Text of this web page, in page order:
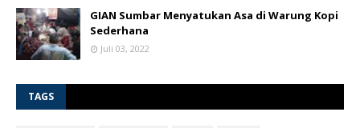
GIAN Sumbar Menyatukan Asa di Warung Kopi
Sederhana
Juli 03, 2022
TAGS